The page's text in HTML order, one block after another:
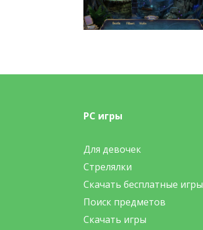
PC игры
Для девочек
Стрелялки
Скачать бесплатные игры
Поиск предметов
Скачать игры